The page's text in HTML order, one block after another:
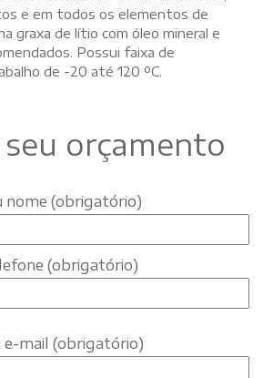
e em todos os elementos de
graxa de lítio com óleo mineral e
Possui faixa de
de -20 até 120 ºC.
orçamento
nome (obrigatório)
(obrigatório)
e-mail (obrigatório)